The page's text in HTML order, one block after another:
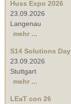
Huss Expo 2026
23.09.2026
Langenau
mehr ...
S14 Solutions Day
23.09.2026
Stuttgart
mehr ...
LEaT con 26